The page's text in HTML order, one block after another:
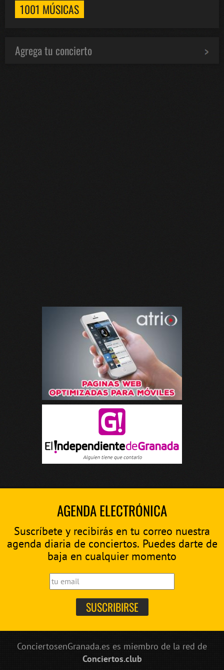
1001 MÚSICAS
Agrega tu concierto
AGENDA ELECTRÓNICA
Suscríbete y recibirás en tu correo nuestra
agenda diaria de conciertos. Puedes darte de
baja en cualquier momento
ConciertosenGranada.es es miembro de la red de
Conciertos.club